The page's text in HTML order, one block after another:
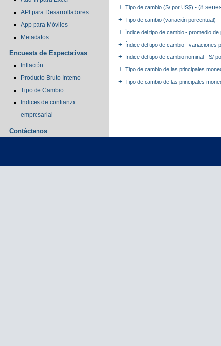
API para Desarrolladores
App para Móviles
Metadatos
Encuesta de Expectativas
Inflación
Producto Bruto Interno
Tipo de Cambio
Índices de confianza
empresarial
Contáctenos
Tipo de cambio (S/ por US$) - (8
Tipo de cambio (variación porcentual) -
Índice del tipo de cambio - promedio
Índice del tipo de cambio - variaciones
Indice del tipo de cambio nominal - S/
Tipo de cambio de las principales
Tipo de cambio de las principales